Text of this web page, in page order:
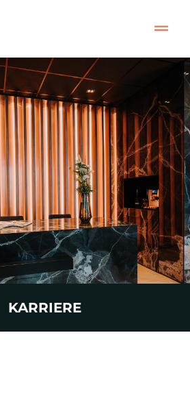
KARRIERE